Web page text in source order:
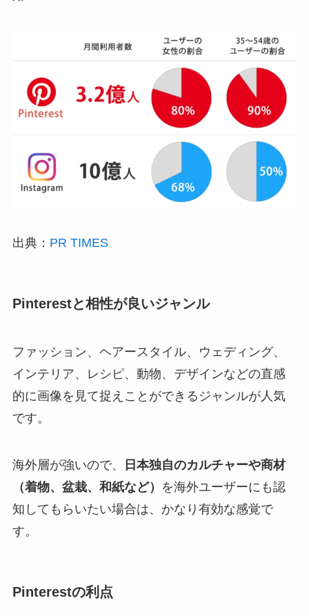
出典： PR TIMES
Pinterestと相性が良いジャンル
ファッション、ヘアースタイル、ウェディング、
インテリア、レシピ、動物、デザインなどの直感
的に画像を見て捉えことができるジャンルが人気
です。
海外層が強いので、
日本独自のカルチャーや商材
（着物、盆栽、和紙など）
を海外ユーザーにも認
知してもらいたい場合は、かなり有効な感覚で
す。
Pinterestの利点